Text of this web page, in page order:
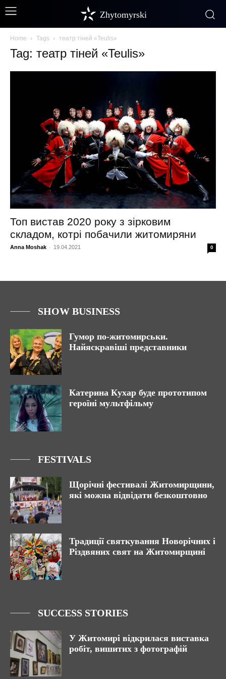
Zhytomyrski
Home Tags театр тіней «Teulis»
Tag: театр тіней «Teulis»
Топ вистав 2020 року з зірковим
складом, котрі побачили житомиряни
Anna Moshak - 19.04.2021 0
SHOW BUSINESS
Гумор по-житомирськи.
Найяскравіші представники
Катерина Кухар буде прототипом
героїні мультфільму
FESTIVALS
Щорічні фестивалі Житомирщини,
які можна відвідати безкоштовно
Традиції святкування Новорічних і
Різдвяних свят на Житомирщині
SUCCESS STORIES
У Житомирі відкрилася виставка
робіт, вишитих з фотографій